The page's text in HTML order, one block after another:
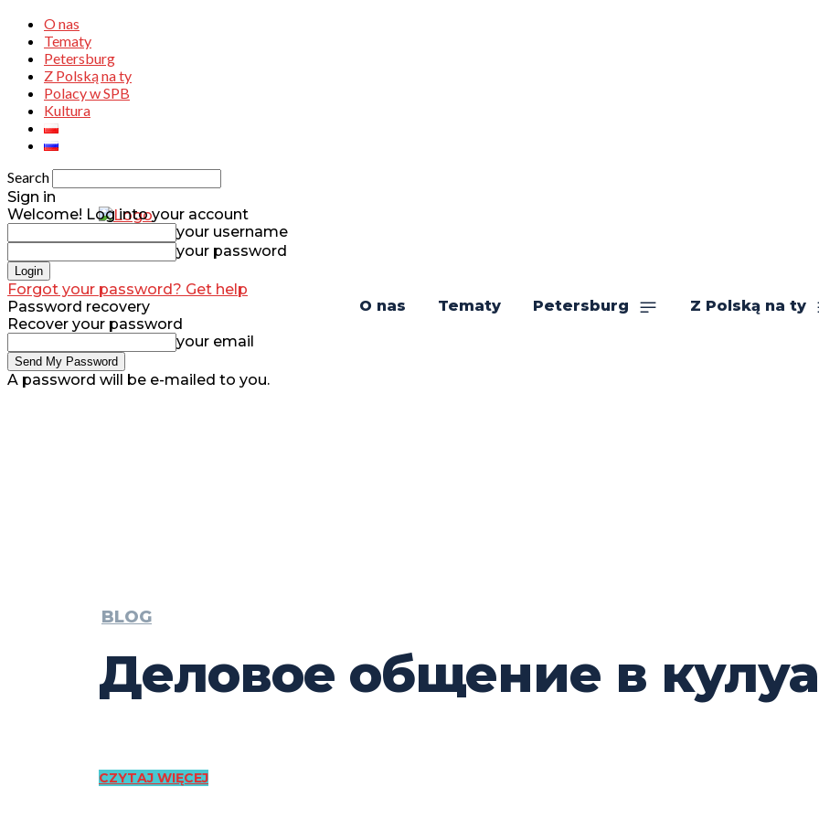
O nas
Tematy
Petersburg
Z Polską na ty
Polacy w SPB
Kultura
Search
O nas Tematy Petersburg Z Polską na ty
Sign in
Welcome! Log into your account
your username
your password
Forgot your password? Get help
Password recovery
Recover your password
your email
A password will be e-mailed to you.
BLOG
Деловое общение в
CZYTAJ WIĘCEJ